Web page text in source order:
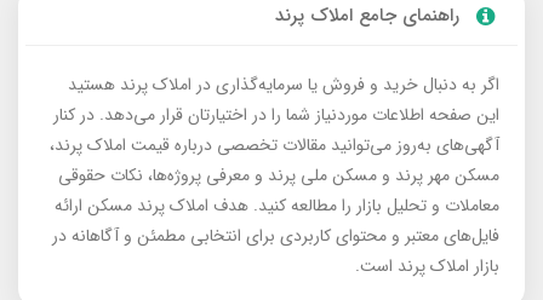
راهنمای جامع املاک پرند
اگر به دنبال خرید و فروش یا سرمایه‌گذاری در املاک پرند هستید
این صفحه اطلاعات موردنیاز شما را در اختیارتان قرار می‌دهد. در کنار
آگهی‌های به‌روز می‌توانید مقالات تخصصی درباره قیمت املاک پرند،
مسکن مهر پرند و مسکن ملی پرند و معرفی پروژه‌ها، نکات حقوقی
معاملات و تحلیل بازار را مطالعه کنید. هدف املاک پرند مسکن ارائه
فایل‌های معتبر و محتوای کاربردی برای انتخابی مطمئن و آگاهانه در
بازار املاک پرند است.